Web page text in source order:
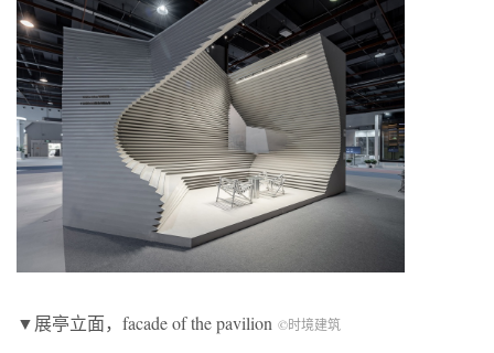
▼展亭立面，facade of the pavilion ©时境建筑